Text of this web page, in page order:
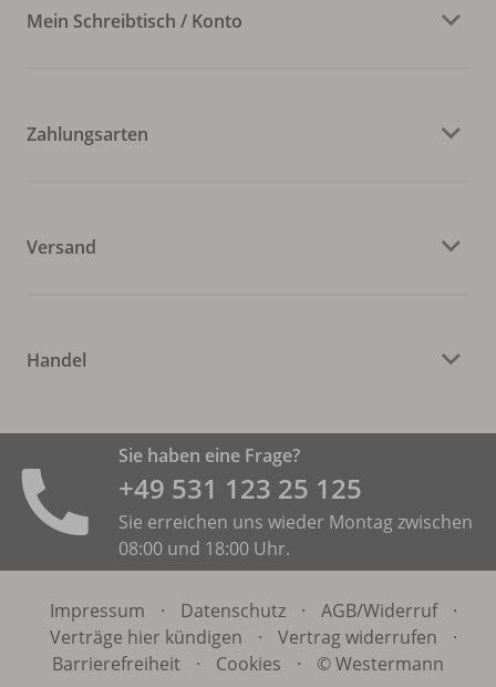
Mein Schreibtisch / Konto
Zahlungsarten
Versand
Handel
Sie haben eine Frage?
+49 531 ­123 25 125
Sie erreichen uns wieder Montag zwischen
08:00 und 18:00 Uhr.
Impressum · Datenschutz · AGB/Widerruf
·
Verträge hier kündigen
· Vertrag widerrufen
·
Barrierefreiheit
· Cookies · © Westermann